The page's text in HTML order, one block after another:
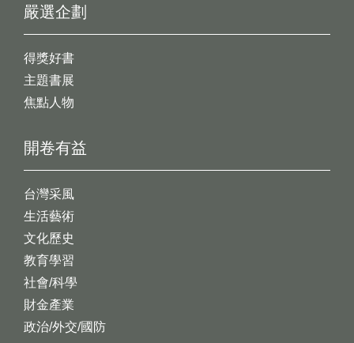
開卷有益
台灣采風
生活藝術
文化歷史
教育學習
社會/科學
財金產業
政治/外交/國防
嚴選企劃
得獎好書
主題書展
焦點人物